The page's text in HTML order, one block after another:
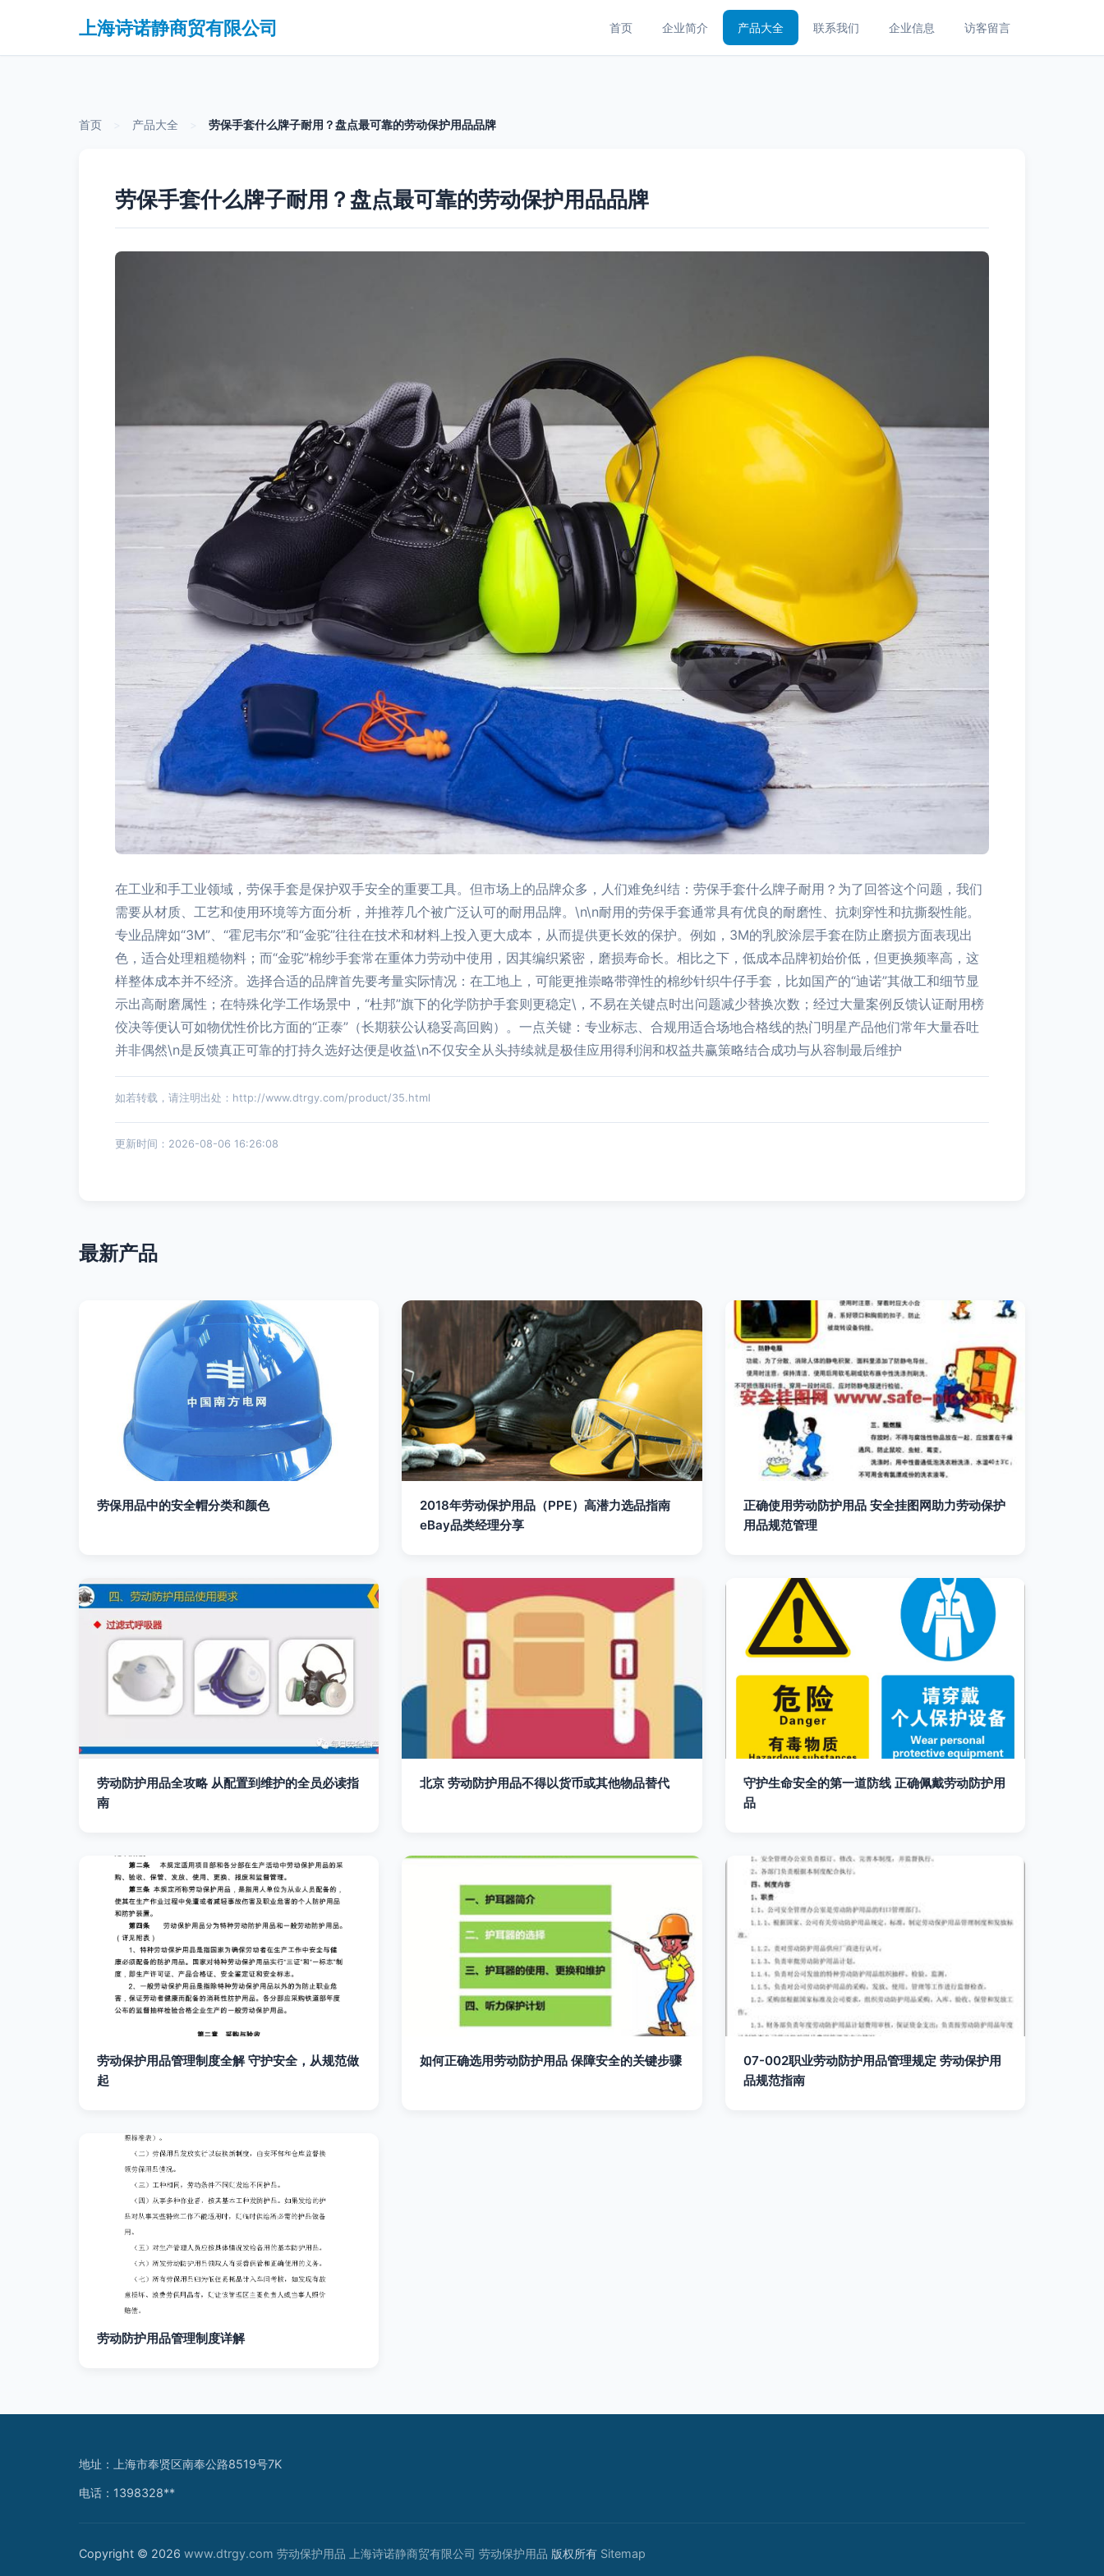
上海诗诺静商贸有限公司 首页 企业简介 产品大全 联系我们 企业信息 访客留言
首页 产品大全 劳保手套什么牌子耐用？盘点最可靠的劳动保护用品品牌
劳保手套什么牌子耐用？盘点最可靠的劳动保护用品品牌
在工业和手工业领域，劳保手套是保护双手安全的重要工具。但市场上的品牌众多，人们难免纠结：劳保手套什么牌子耐用？为了回答这个问题，我们
需要从材质、工艺和使用环境等方面分析，并推荐几个被广泛认可的耐用品牌。\n\n耐用的劳保手套通常具有优良的耐磨性、抗刺穿性和抗撕裂性能。
专业品牌如“3M”、“霍尼韦尔”和“金驼”往往在技术和材料上投入更大成本，从而提供更长效的保护。例如，3M的乳胶涂层手套在防止磨损方面表现出
色，适合处理粗糙物料；而“金驼”棉纱手套常在重体力劳动中使用，因其编织紧密，磨损寿命长。相比之下，低成本品牌初始价低，但更换频率高，这
样整体成本并不经济。选择合适的品牌首先要考量实际情况：在工地上，可能更推崇略带弹性的棉纱针织牛仔手套，比如国产的“迪诺”其做工和细节显
示出高耐磨属性；在特殊化学工作场景中，“杜邦”旗下的化学防护手套则更稳定\，不易在关键点时出问题减少替换次数；经过大量案例反馈认证耐用榜
佼决等便认可如物优性价比方面的“正泰”（长期获公认稳妥高回购）。一点关键：专业标志、合规用适合场地合格线的热门明星产品他们常年大量吞吐
并非偶然\n是反馈真正可靠的打持久选好达便是收益\n不仅安全从头持续就是极佳应用得利润和权益共赢策略结合成功与从容制最后维护
如若转载，请注明出处：http://www.dtrgy.com/product/35.html
更新时间：2026-08-06 16:26:08
最新产品
劳保用品中的安全帽分类和颜色
2018年劳动保护用品（PPE）高潜力选品指南
eBay品类经理分享
正确使用劳动防护用品 安全挂图网助力劳动保护
用品规范管理
劳动防护用品全攻略 从配置到维护的全员必读指
南
北京 劳动防护用品不得以货币或其他物品替代
守护生命安全的第一道防线 正确佩戴劳动防护用
品
劳动保护用品管理制度全解 守护安全，从规范做
起
如何正确选用劳动防护用品 保障安全的关键步骤
07-002职业劳动防护用品管理规定 劳动保护用
品规范指南
劳动防护用品管理制度详解
地址：上海市奉贤区南奉公路8519号7K
电话：1398328**
Copyright © 2026 www.dtrgy.com 劳动保护用品 上海诗诺静商贸有限公司 劳动保护用品 版权所有 Sitemap